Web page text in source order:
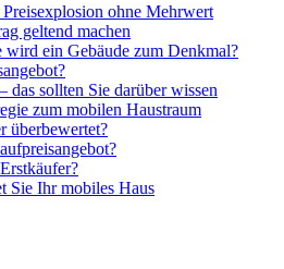
ohne Mehrwert
geltend machen
ein Gebäude zum Denkmal?
das sollten Sie darüber wissen
zum mobilen Haustraum
überbewertet?
Sie Ihr mobiles Haus